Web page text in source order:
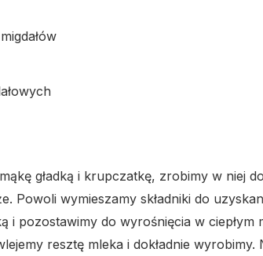
gładką i krupczatkę, zrobimy w niej
Powoli wymieszamy składniki do
i pozostawimy do wyrośnięcia w ciepłym
resztę mleka i dokładnie